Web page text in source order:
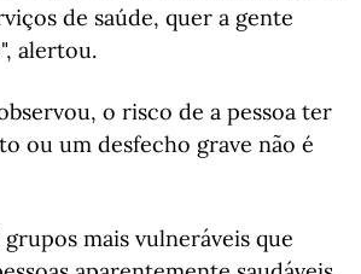
de saúde, quer a gente
alertou.
o risco de a pessoa ter
ou um desfecho grave não é
mais vulneráveis que